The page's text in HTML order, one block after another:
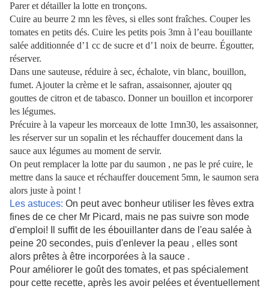
Parer et détailler la lotte en tronçons.
Cuire au beurre 2 mn les fèves, si elles sont fraîches. Couper les
tomates en petits dés. Cuire les petits pois 3mn à l’eau bouillante
salée additionnée d’1 cc de sucre et d’1 noix de beurre. Égoutter,
réserver.
Dans une sauteuse, réduire à sec, échalote, vin blanc, bouillon,
fumet. Ajouter la crème et le safran, assaisonner, ajouter qq
gouttes de citron et de tabasco. Donner un bouillon et incorporer
les légumes.
Précuire à la vapeur les morceaux de lotte 1mn30, les assaisonner,
les réserver sur un sopalin et les réchauffer doucement dans la
sauce aux légumes au moment de servir.
On peut remplacer la lotte par du saumon , ne pas le pré cuire, le
mettre dans la sauce et réchauffer doucement 5mn, le saumon sera
alors juste à point !
Les astuces: On peut avec bonheur utiliser les fèves extra
fines de ce cher Mr Picard, mais ne pas suivre son mode
d'emploi! Il suffit de les ébouillanter dans de l'eau salée à
peine 20 secondes, puis d'enlever la peau , elles sont
alors prêtes à être incorporées à la sauce .
Pour améliorer le goût des tomates, et pas spécialement
pour cette recette, après les avoir pelées et éventuellement